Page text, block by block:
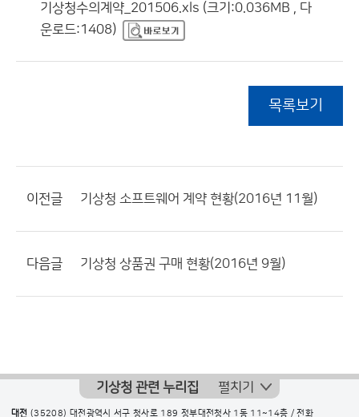
기상청수의계약_201506.xls (크기:0.036MB , 다
운로드:1408)
목록보기
이전글 기상청 소프트웨어 계약 현황(2016년 11월)
다음글 기상청 상품권 구매 현황(2016년 9월)
기상청 관련 누리집 펼치기
대전 (35208) 대전광역시 서구 청사로 189 정부대전청사 1동 11~14층 / 전화